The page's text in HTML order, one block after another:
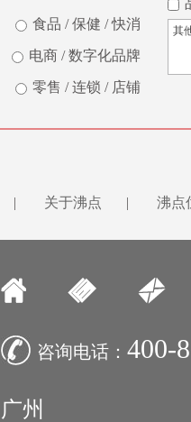
食品 / 保健 / 快消
电商 / 数字化品牌
零售 / 连锁 / 店铺
| 关于沸点 | 沸点
咨询电话： 400-
广州